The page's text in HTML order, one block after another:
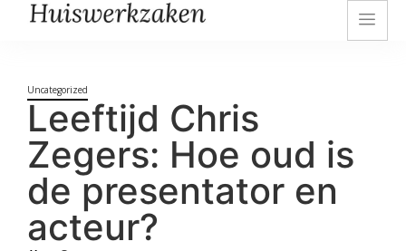
Uncategorized
Leeftijd Chris
Zegers: Hoe oud is
de presentator en
acteur?